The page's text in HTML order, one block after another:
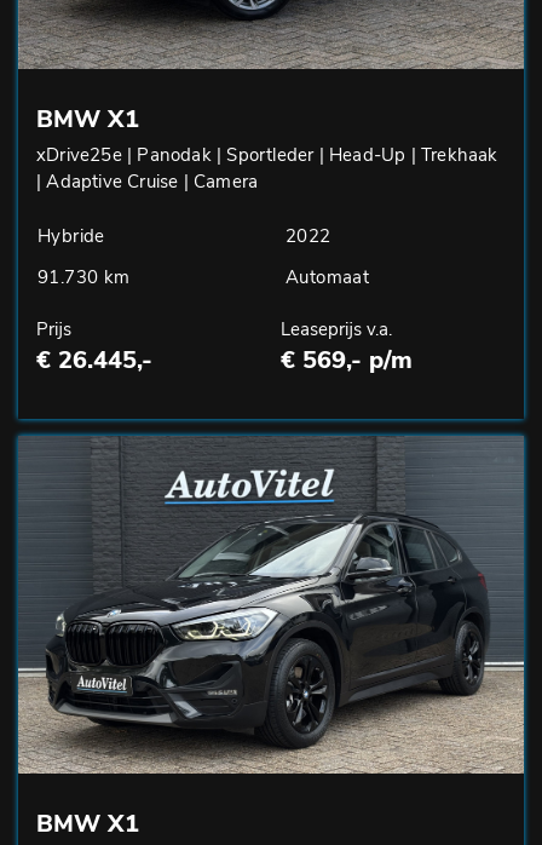
BMW X1
xDrive25e | Panodak | Sportleder | Head-Up | Trekhaak
| Adaptive Cruise | Camera
Hybride
2022
91.730 km
Automaat
Prijs
€ 26.445,-
Leaseprijs v.a.
€ 569,- p/m
BMW X1